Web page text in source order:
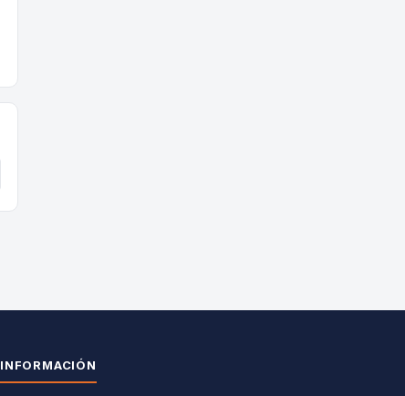
INFORMACIÓN